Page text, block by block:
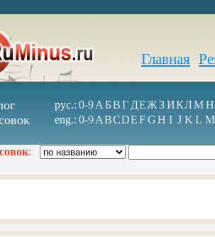
Главная
рус.: 0-9А БВГ ДЕЖ З ИКЛМН
eng.: 0-9ABCDEFGH I J K L M
: